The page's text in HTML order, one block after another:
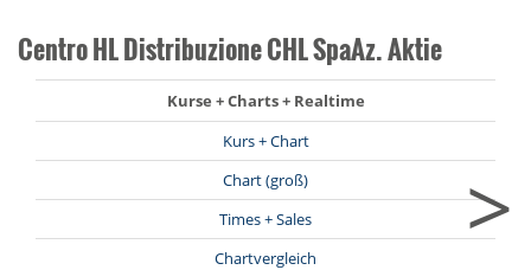
Centro HL Distribuzione CHL SpaAz. Aktie
Kurse + Charts + Realtime
Kurs + Chart
Chart (groß)
Times + Sales
Chartvergleich
>